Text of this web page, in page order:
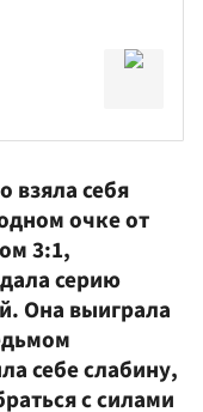
взяла себя
очке от
3:1,
серию
Она выиграла
себе слабину,
с силами